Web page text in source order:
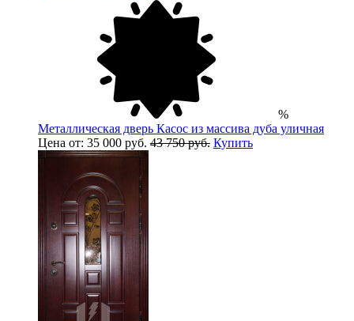
%
Металлическая дверь Касос из массива дуба уличная
Цена от: 35 000 руб. 43 750 руб. Купить